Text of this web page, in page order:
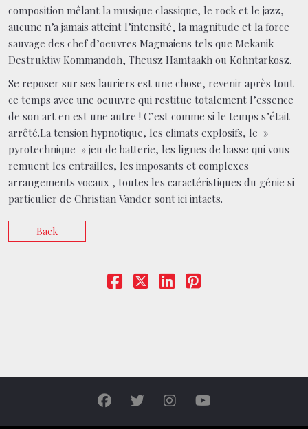
composition mêlant la musique classique, le rock et le jazz,
aucune n’a jamais atteint l’intensité, la magnitude et la force
sauvage des chef d’oeuvres Magmaiens tels que Mekanik
Destruktiw Kommandoh, Theusz Hamtaakh ou Kohntarkosz.
Se reposer sur ses lauriers est une chose, revenir après tout
ce temps avec une oeuuvre qui restitue totalement l’essence
de son art en est une autre ! C’est comme si le temps s’était
arrêté.La tension hypnotique, les climats explosifs, le »
pyrotechnique » jeu de batterie, les lignes de basse qui vous
remuent les entrailles, les imposants et complexes
arrangements vocaux , toutes les caractéristiques du génie si
particulier de Christian Vander sont ici intacts.
Back